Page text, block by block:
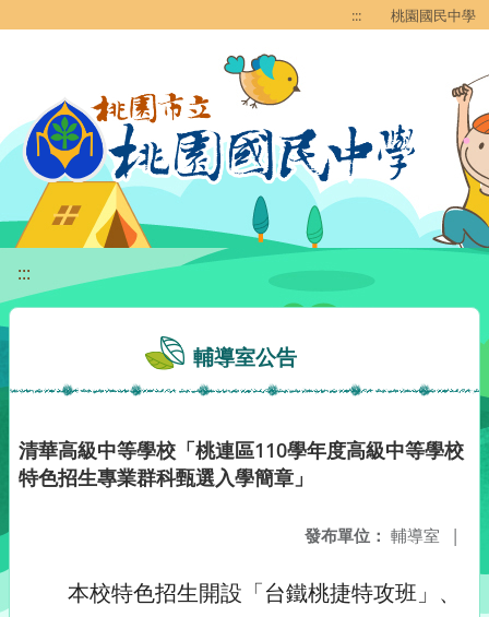
::: 桃園國民中學
:::
輔導室公告
清華高級中等學校「桃連區110學年度高級中等學校
特色招生專業群科甄選入學簡章」
發布單位： 輔導室 |
本校特色招生開設「台鐵桃捷特攻班」、